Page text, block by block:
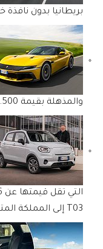
بريطانيا بدون نافذة
والمذهلة بقيمة 336.500 جنيه إسترليني 12Cilindri GT
T03 إلى المملكة المتحدة بسعر منخفض